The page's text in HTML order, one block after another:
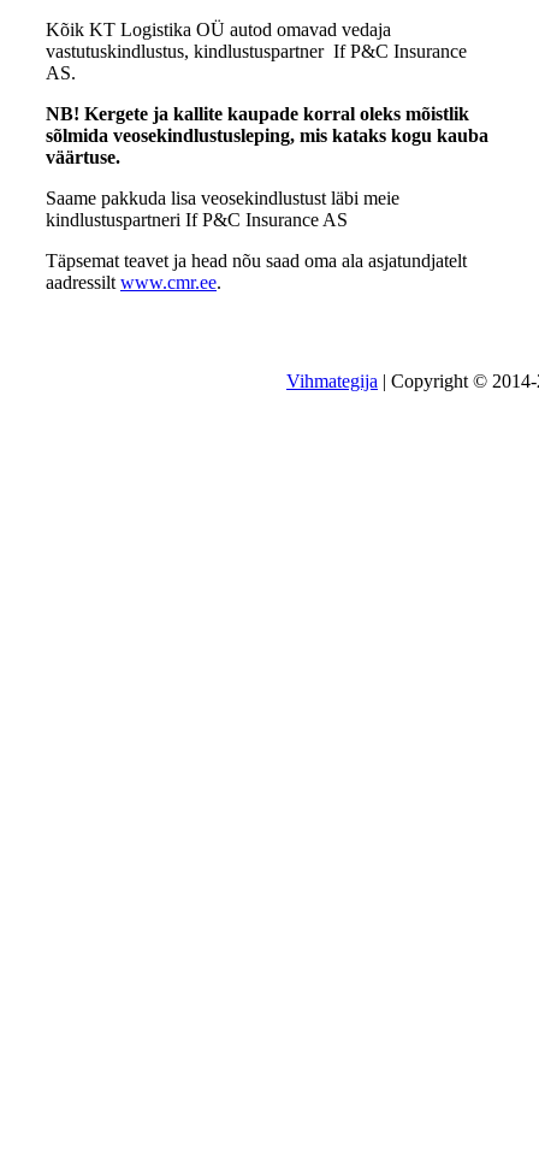
Kõik KT Logistika OÜ autod omavad vedaja
vastutuskindlustus, kindlustuspartner If P&C Insurance
AS.
NB! Kergete ja kallite kaupade korral oleks mõistlik
sõlmida veosekindlustusleping, mis kataks kogu kauba
väärtuse.
Saame pakkuda lisa veosekindlustust läbi meie
kindlustuspartneri If P&C Insurance AS
Täpsemat teavet ja head nõu saad oma ala asjatundjatelt
aadressilt www.cmr.ee.
Vihmategija | Copyright ©